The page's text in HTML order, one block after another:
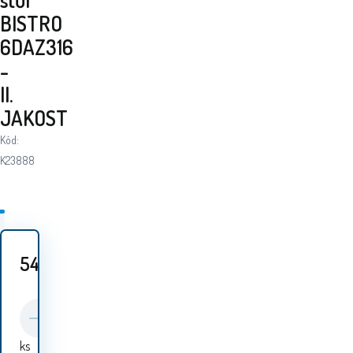
BISTRO
6DAZ316
-
II.
JAKOST
Kód:
K23888
549
ks